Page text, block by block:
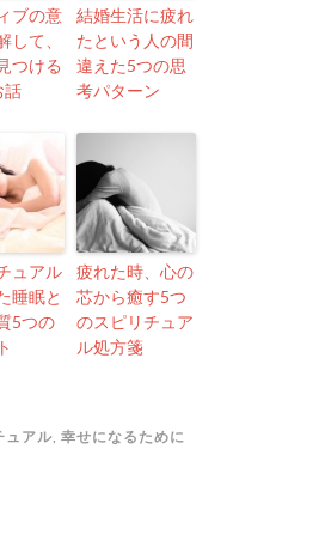
ブの意
して、
つける
話
結婚生活に疲れ
たという人の間
違えた5つの思
考パターン
ュアル
睡眠と
5つの
疲れた時、心の
芯から癒す5つ
のスピリチュア
ル処方箋
ュアル, 幸せになるために